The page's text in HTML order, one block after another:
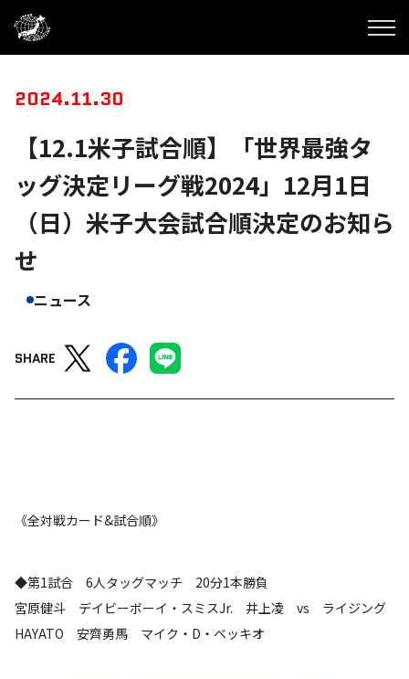
2024.11.30
【12.1米子試合順】「世界最強タ
ッグ決定リーグ戦2024」12月1日
（日）米子大会試合順決定のお知ら
せ
ニュース
SHARE
《全対戦カード&試合順》
◆第1試合 6人タッグマッチ 20分1本勝負
宮原健斗 デイビーボーイ・スミスJr. 井上凌 vs ライジング
HAYATO 安齊勇馬 マイク・D・ベッキオ